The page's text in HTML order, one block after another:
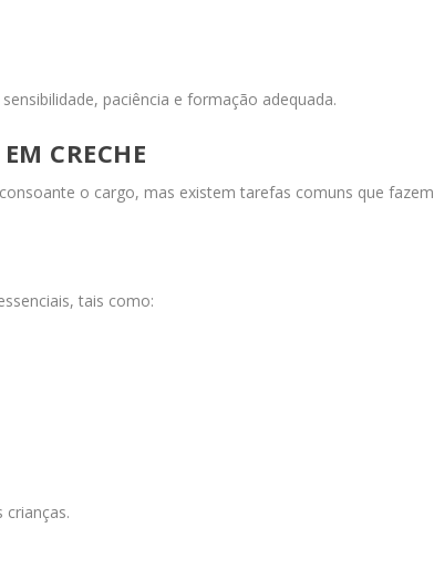
paciência e formação adequada.
CRECHE
o cargo, mas existem tarefas comuns que fazem
tais como: